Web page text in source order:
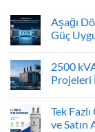
Aşağı
Güç
2500
Projeleri
Tek
ve Satın